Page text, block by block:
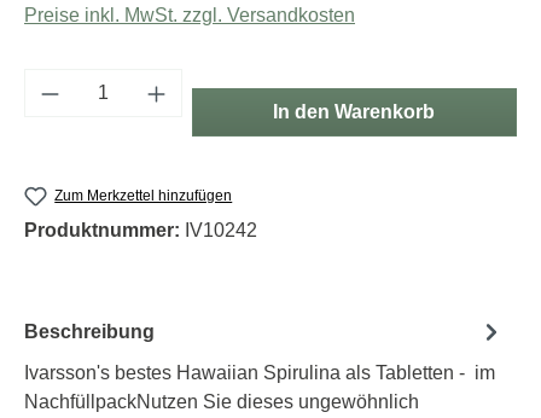
Preise inkl. MwSt. zzgl. Versandkosten
Produkt Anzahl: Gib den gewünschten
In den Warenkorb
Zum Merkzettel hinzufügen
Produktnummer: IV10242
Beschreibung
Ivarsson's bestes Hawaiian Spirulina als Tabletten - im
NachfüllpackNutzen Sie dieses ungewöhnlich